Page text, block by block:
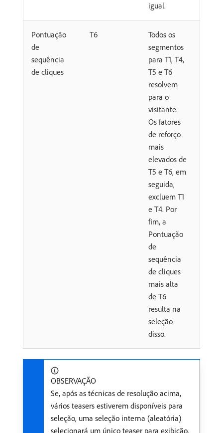
igual.
Pontuação
de
sequência
de cliques
T6
Todos os
segmentos
para T1, T4,
T5 e T6
resolvem
para o
visitante.
Os fatores
de reforço
mais
elevados de
T5 e T6, em
seguida,
excluem T1
e T4. Por
fim, a
Pontuação
de
sequência
de cliques
mais alta
de T6
resulta na
seleção
disso.
OBSERVAÇÃO
Se, após as técnicas de resolução acima,
vários teasers estiverem disponíveis para
seleção, uma seleção interna (aleatória)
selecionará um único teaser para exibição.